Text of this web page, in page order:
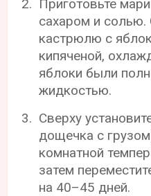
Приготовьте
сахаром и солью.
кастрюлю с
кипяченой,
яблоки были
жидкостью.
Сверху
дощечка с
комнатной
затем
на 40–45 дней.